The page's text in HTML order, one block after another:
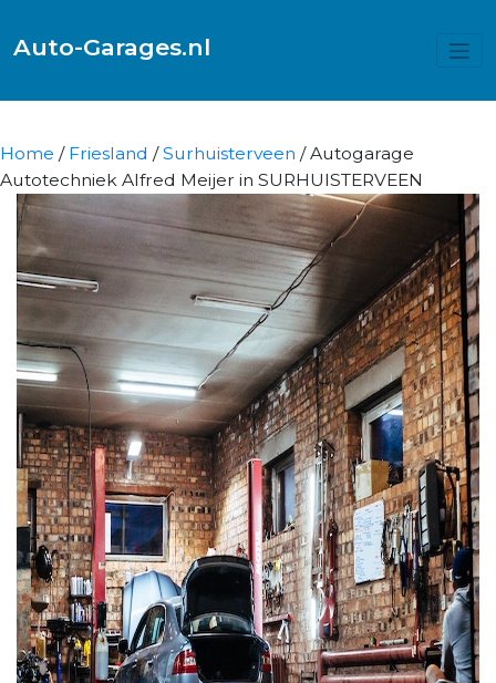
Auto-Garages.nl
Home / Friesland /Surhuisterveen / Autogarage
Autotechniek Alfred Meijer in SURHUISTERVEEN